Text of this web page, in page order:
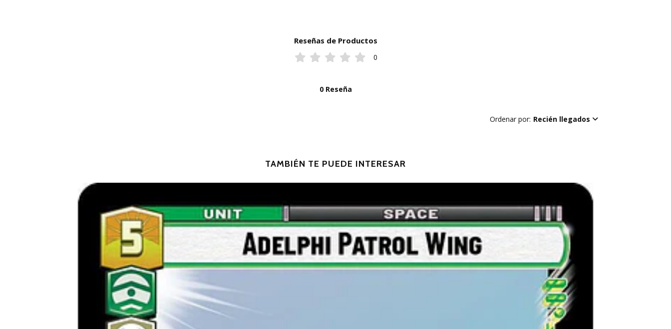
Reseñas de Productos
0
0 Reseña
Ordenar por: Recién llegados
TAMBIÉN TE PUEDE INTERESAR